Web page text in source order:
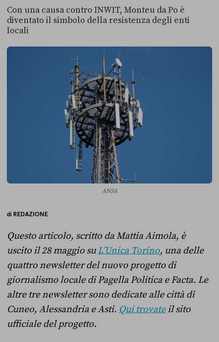
Con una causa contro INWIT, Monteu da Po è
diventato il simbolo della resistenza degli enti
locali
ANSA
di REDAZIONE
Questo articolo, scritto da Mattia Aimola, è
uscito il 28 maggio suL’Unica Torino, una delle
quattro newsletter del nuovo progetto di
giornalismo locale di Pagella Politica e Facta. Le
altre tre newsletter sono dedicate alle città di
Cuneo, Alessandria e Asti. Qui trovateil sito
ufficiale del progetto.